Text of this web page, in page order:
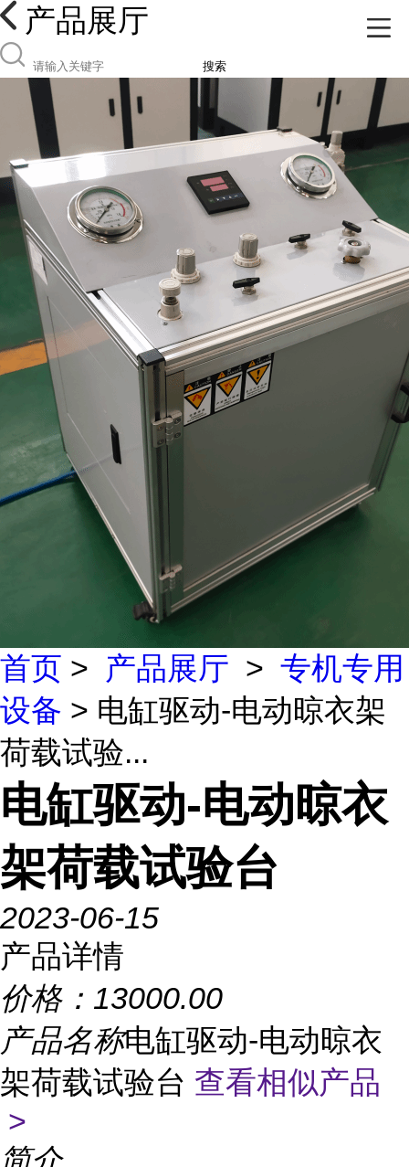
产品展厅
搜索
首页 > 产品展厅 > 专机专用
设备 > 电缸驱动-电动晾衣架
荷载试验...
电缸驱动-电动晾衣
架荷载试验台
2023-06-15
产品详情
价格： 13000.00
产品名称电缸驱动-电动晾衣
架荷载试验台 查看相似产品
>
简介